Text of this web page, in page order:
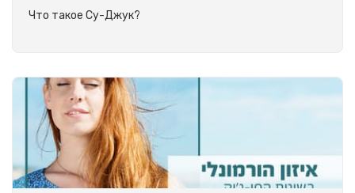
Что такое Су-Джук?